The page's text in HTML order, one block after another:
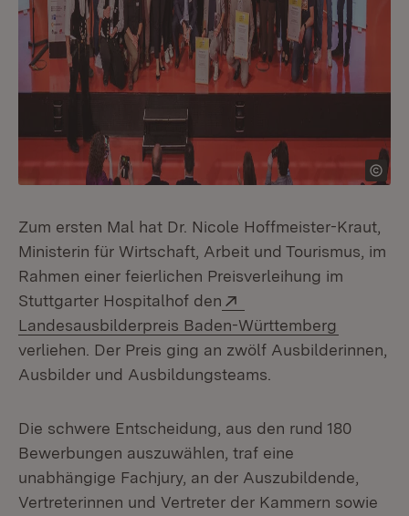
Zum ersten Mal hat Dr. Nicole Hoffmeister-Kraut,
Ministerin für Wirtschaft, Arbeit und Tourismus, im
Rahmen einer feierlichen Preisverleihung im
Stuttgarter Hospitalhof den
Landesausbilderpreis Baden-Württemberg
verliehen. Der Preis ging an zwölf Ausbilderinnen,
Ausbilder und Ausbildungsteams.
Die schwere Entscheidung, aus den rund 180
Bewerbungen auszuwählen, traf eine
unabhängige Fachjury, an der Auszubildende,
Vertreterinnen und Vertreter der Kammern sowie